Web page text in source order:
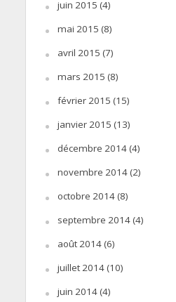
juin 2015 (4)
mai 2015 (8)
avril 2015 (7)
mars 2015 (8)
février 2015 (15)
janvier 2015 (13)
décembre 2014(4)
novembre 2014(2)
octobre 2014(8)
septembre 2014(4)
août 2014(6)
juillet 2014(10)
juin 2014(4)